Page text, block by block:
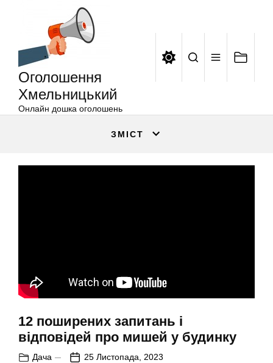
Оголошення
Хмельницький
Онлайн дошка оголошень
ЗМІСТ
12 поширених запитань і
відповідей про мишей у будинку
Дача 25 Листопада, 2023